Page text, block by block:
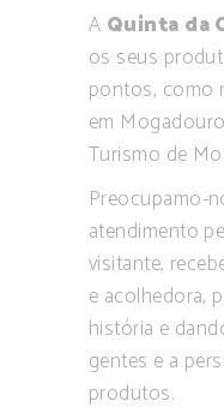
A Quinta da
os seus
pontos, como
em
Turismo de
Preocupamo-
atendimento
visitante,
e acolhedora,
história e
gentes e a
produtos.